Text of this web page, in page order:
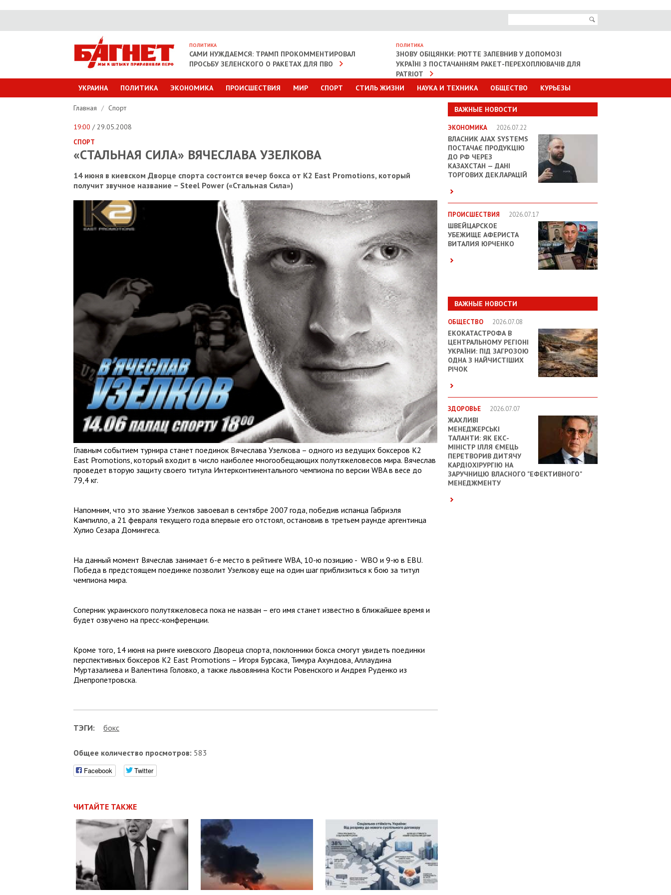
ПОЛИТИКА
САМИ НУЖДАЕМСЯ: ТРАМП ПРОКОММЕНТИРОВАЛ
ПРОСЬБУ ЗЕЛЕНСКОГО О РАКЕТАХ ДЛЯ ПВО
ПОЛИТИКА
ЗНОВУ ОБІЦЯНКИ: РЮТТЕ ЗАПЕВНИВ У ДОПОМОЗІ
УКРАЇНІ З ПОСТАЧАННЯМ РАКЕТ-ПЕРЕХОПЛЮВАЧІВ ДЛЯ
PATRIOT
УКРАИНА
ПОЛИТИКА ЭКОНОМИКА ПРОИСШЕСТВИЯ МИР СПОРТ СТИЛЬ ЖИЗНИ НАУКА И ТЕХНИКА ОБЩЕСТВО КУРЬЕЗЫ
ВАЖНЫЕ НОВОСТИ
ЭКОНОМИКА 2026.07.22
ВЛАСНИК AJAX SYSTEMS
ПОСТАЧАЄ ПРОДУКЦІЮ
ДО РФ ЧЕРЕЗ
КАЗАХСТАН — ДАНІ
ТОРГОВИХ ДЕКЛАРАЦІЙ
ПРОИСШЕСТВИЯ 2026.07.17
ШВЕЙЦАРСКОЕ
УБЕЖИЩЕ АФЕРИСТА
ВИТАЛИЯ ЮРЧЕНКО
ВАЖНЫЕ НОВОСТИ
ОБЩЕСТВО 2026.07.08
ЕКОКАТАСТРОФА В
ЦЕНТРАЛЬНОМУ РЕГІОНІ
УКРАЇНИ: ПІД ЗАГРОЗОЮ
ОДНА З НАЙЧИСТІШИХ
РІЧОК
ЗДОРОВЬЕ 2026.07.07
ЖАХЛИВІ
МЕНЕДЖЕРСЬКІ
ТАЛАНТИ: ЯК ЕКС-
МІНІСТР ІЛЛЯ ЄМЕЦЬ
ПЕРЕТВОРИВ ДИТЯЧУ
КАРДІОХІРУРГІЮ НА
ЗАРУЧНИЦЮ ВЛАСНОГО "ЕФЕКТИВНОГО"
МЕНЕДЖМЕНТУ
Главная / Спорт
19:00 / 29.05.2008
СПОРТ
«СТАЛЬНАЯ СИЛА» ВЯЧЕСЛАВА УЗЕЛКОВА
14 июня в киевском Дворце спорта состоится вечер бокса от K2 East Promotions, который
получит звучное название – Steel Power («Стальная Сила»)
Главным событием турнира станет поединок Вячеслава Узелкова – одного из ведущих боксеров K2
East Promotions, который входит в число наиболее многообещающих полутяжеловесов мира. Вячеслав
проведет вторую защиту своего титула Интерконтинентального чемпиона по версии WBA в весе до
79,4 кг.
Напомним, что это звание Узелков завоевал в сентябре 2007 года, победив испанца Габриэля
Кампилло, а 21 февраля текущего года впервые его отстоял, остановив в третьем раунде аргентинца
Хулио Сезара Домингеса.
На данный момент Вячеслав занимает 6-е место в рейтинге WBA, 10-ю позицию - WBO и 9-ю в EBU.
Победа в предстоящем поединке позволит Узелкову еще на один шаг приблизиться к бою за титул
чемпиона мира.
Соперник украинского полутяжеловеса пока не назван – его имя станет известно в ближайшее время и
будет озвучено на пресс-конференции.
Кроме того, 14 июня на ринге киевского Двореца спорта, поклонники бокса смогут увидеть поединки
перспективных боксеров K2 East Promotions – Игоря Бурсака, Тимура Ахундова, Аллаудина
Муртазалиева и Валентина Головко, а также львовянина Кости Ровенского и Андрея Руденко из
Днепропетровска.
ТЭГИ: бокс
Общее количество просмотров: 583
Facebook Twitter
ЧИТАЙТЕ ТАКЖЕ